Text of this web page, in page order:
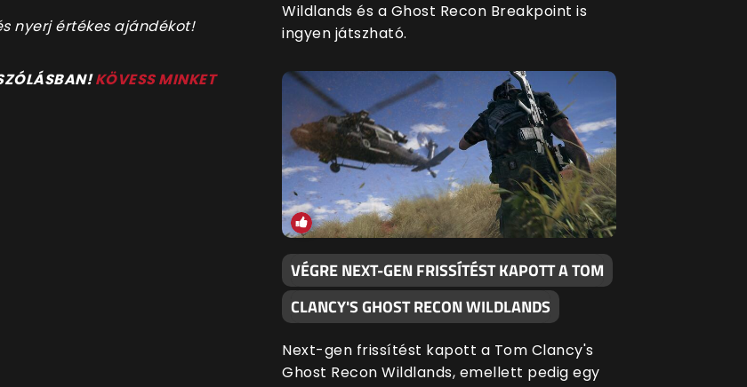
nyerj értékes ajándékot!
KÖVESS MINKET
Wildlands és a Ghost Recon Breakpoint is
ingyen játszható.
VÉGRE NEXT-GEN FRISSÍTÉST KAPOTT A TOM
CLANCY'S GHOST RECON WILDLANDS
Next-gen frissítést kapott a Tom Clancy's
Ghost Recon Wildlands, emellett pedig egy